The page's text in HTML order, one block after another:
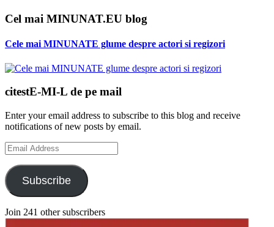
Cel mai MINUNAT.EU blog
Cele mai MINUNATE glume despre actori si regizori
citestE-MI-L de pe mail
Enter your email address to subscribe to this blog and receive
notifications of new posts by email.
Email
Address
Subscribe
Join 241 other subscribers